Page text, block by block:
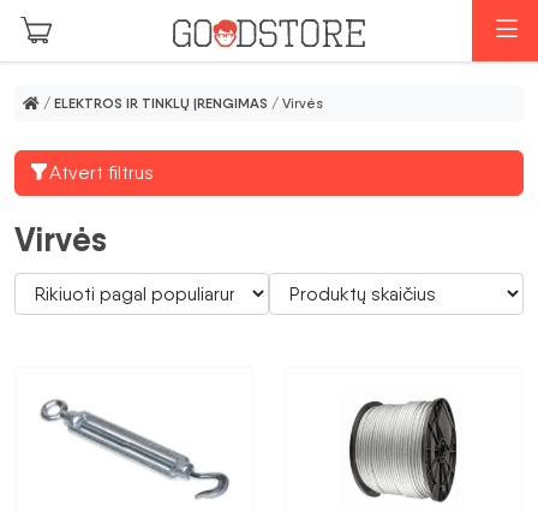
Pereiti prie pagrindinio turinio
/ ELEKTROS IR TINKLŲ ĮRENGIMAS / Virvės
Atvert filtrus
Virvės